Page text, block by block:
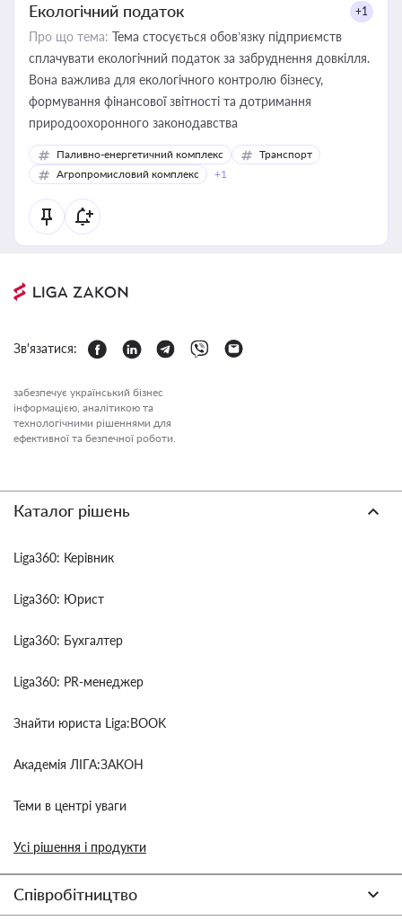
Екологічний податок +1
Про що тема: Тема стосується обов’язку підприємств
сплачувати екологічний податок за забруднення довкілля.
Вона важлива для екологічного контролю бізнесу,
формування фінансової звітності та дотримання
природоохоронного законодавства
Паливно-енергетичний комплекс
Транспорт
Агропромисловий комплекс
+1
Зв'язатися:
забезпечує український бізнес
інформацією, аналітикою та
технологічними рішеннями для
ефективної та безпечної роботи.
Каталог рішень
Liga360: Керівник
Liga360: Юрист
Liga360: Бухгалтер
Liga360: PR-менеджер
Знайти юриста Liga:BOOK
Академія ЛІГА:ЗАКОН
Теми в центрі уваги
Усі рішення і продукти
Співробітництво